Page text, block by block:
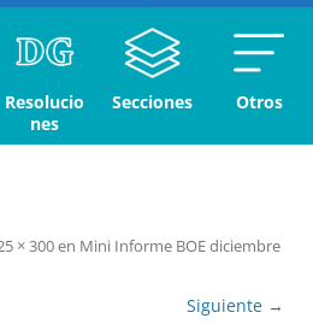
Resolucio
nes
Secciones Otros
× 300en Mini Informe BOE diciembre
Siguiente →